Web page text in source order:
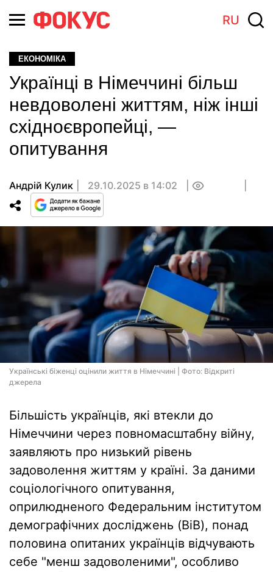
RU
ЕКОНОМІКА
Українці в Німеччині більш
невдоволені життям, ніж інші
східноєвропейці, —
опитування
Андрій Кулик 29.10.2025 в 14:02
Українські біженці оцінили життя в Німеччині | Фото: Відкриті
джерела
Більшість українців, які втекли до
Німеччини через повномасштабну війну,
заявляють про низький рівень
задоволення життям у країні. За даними
соціологічного опитування,
оприлюдненого Федеральним інститутом
демографічних досліджень (BiB), понад
половина опитаних українців відчувають
себе "менш задоволеними", особливо